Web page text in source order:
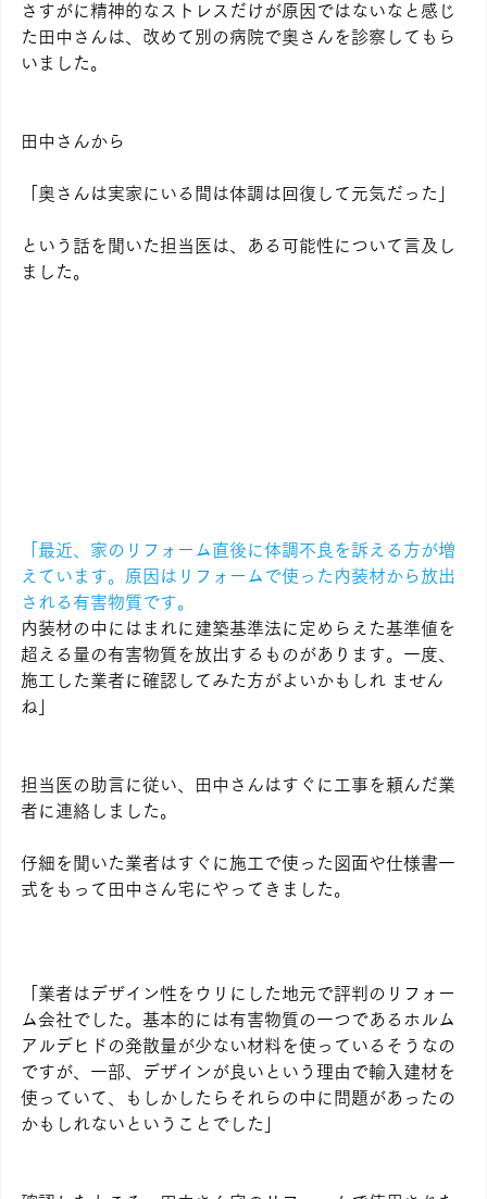
さすがに精神的なストレスだけが原因ではないなと感じ
た田中さんは、改めて別の病院で奥さんを診察してもら
いました。
田中さんから
「奥さんは実家にいる間は体調は回復して元気だった」
という話を聞いた担当医は、ある可能性について言及し
ました。
「最近、家のリフォーム直後に体調不良を訴える方が増
えています。原因はリフォームで使った内装材から放出
される有害物質です。
内装材の中にはまれに建築基準法に定めらえた基準値を
超える量の有害物質を放出するものがあります。一度、
施工した業者に確認してみた方がよいかもしれ ません
ね」
担当医の助言に従い、田中さんはすぐに工事を頼んだ業
者に連絡しました。
仔細を聞いた業者はすぐに施工で使った図面や仕様書一
式をもって田中さん宅にやってきました。
「業者はデザイン性をウリにした地元で評判のリフォー
ム会社でした。基本的には有害物質の一つであるホルム
アルデヒドの発散量が少ない材料を使っているそうなの
ですが、一部、デザインが良いという理由で輸入建材を
使っていて、もしかしたらそれらの中に問題があったの
かもしれないということでした」